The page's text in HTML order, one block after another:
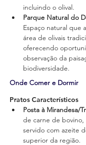
incluindo o olival.
Parque Natural do
Espaço natural que
área de olivais
oferecendo
observação da
biodiversidade.
Onde Comer e Dormir
Pratos Característicos
Posta à Mirandesa/
de carne de bovino,
servido com azeite
superior da região.